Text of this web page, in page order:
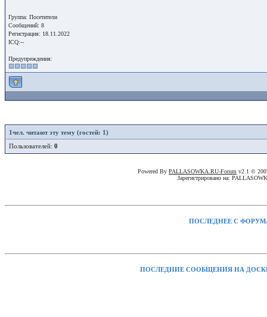
Группа: Посетители
Сообщений: 8
Регистрация: 18.11.2022
ICQ:--
Предупреждения:
1чел. читают эту тему (гостей: 1)
Пользователей: 0
Powered By PALLASOWKA.RU-Forum v2.1 ©
Зарегистрировано на:
ПОСЛЕДНЕЕ С
ПОСЛЕДНИЕ СООБЩЕНИЯ НА